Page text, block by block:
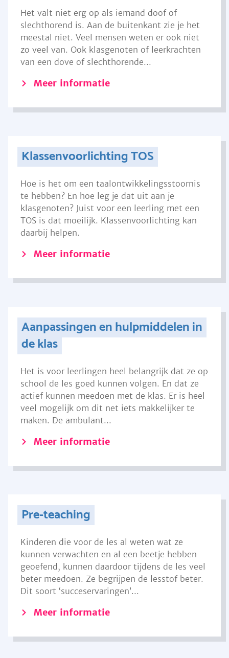
Het valt niet erg op als iemand doof of
slechthorend is. Aan de buitenkant zie je het
meestal niet. Veel mensen weten er ook niet
zo veel van. Ook klasgenoten of leerkrachten
van een dove of slechthorende...
Meer informatie
Klassenvoorlichting TOS
Hoe is het om een taalontwikkelingsstoornis
te hebben? En hoe leg je dat uit aan je
klasgenoten? Juist voor een leerling met een
TOS is dat moeilijk. Klassenvoorlichting kan
daarbij helpen.
Meer informatie
Aanpassingen en hulpmiddelen in
de klas
Het is voor leerlingen heel belangrijk dat ze op
school de les goed kunnen volgen. En dat ze
actief kunnen meedoen met de klas. Er is heel
veel mogelijk om dit net iets makkelijker te
maken. De ambulant...
Meer informatie
Pre-teaching
Kinderen die voor de les al weten wat ze
kunnen verwachten en al een beetje hebben
geoefend, kunnen daardoor tijdens de les veel
beter meedoen. Ze begrijpen de lesstof beter.
Dit soort ‘succeservaringen’...
Meer informatie